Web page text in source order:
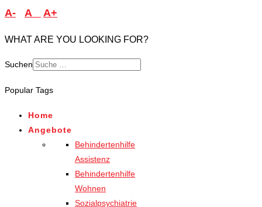
A- A A+
WHAT ARE YOU LOOKING FOR?
Suchen
for results.
Popular Tags
Home
Angebote
Behindertenhilfe
Assistenz
Behindertenhilfe
Wohnen
Sozialpsychiatrie